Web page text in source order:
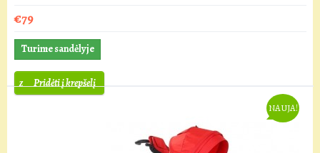
€79
Turime sandėlyje
Pridėti į krepšelį
NAUJA!